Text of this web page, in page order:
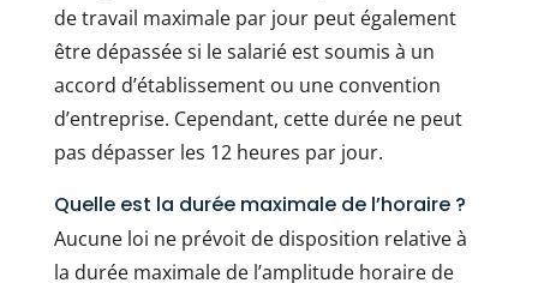
de travail maximale par jour peut également
être dépassée si le salarié est soumis à un
accord d’établissement ou une convention
d’entreprise. Cependant, cette durée ne peut
pas dépasser les 12 heures par jour.
Quelle est la durée maximale de l’horaire ?
Aucune loi ne prévoit de disposition relative à
la durée maximale de l’amplitude horaire de